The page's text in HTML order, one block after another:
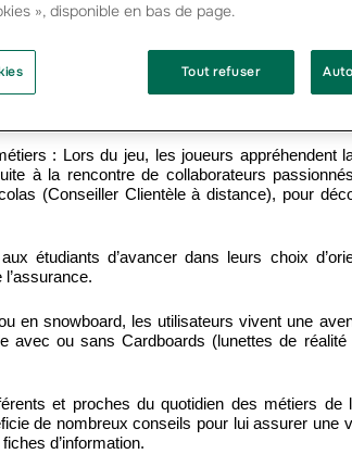
!
propose aux utilisateurs :
: Lors du jeu, les joueurs appréhendent
à la rencontre de collaborateurs
(Conseiller Clientèle à distance), pour
étudiants d’avancer dans leurs choix
en snowboard, les utilisateurs vivent une
avec ou sans Cardboards (lunettes de
et proches du quotidien des métiers de
de nombreux conseils pour lui assurer une
d’information.
», disponible en bas de page.
Tout refuser